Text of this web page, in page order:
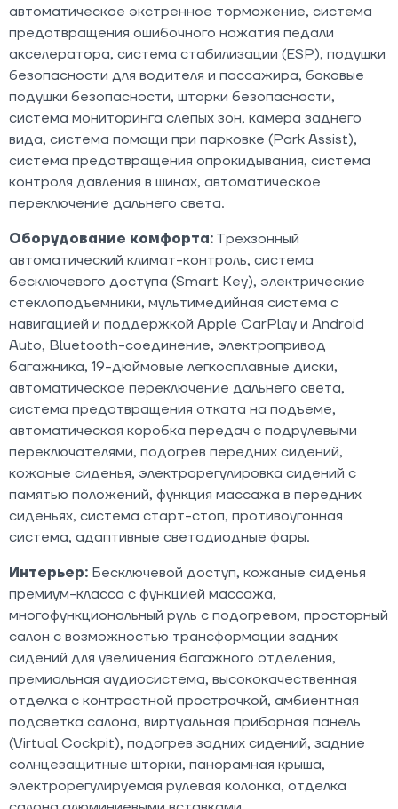
автоматическое экстренное торможение, система
предотвращения ошибочного нажатия педали
акселератора, система стабилизации (ESP), подушки
безопасности для водителя и пассажира, боковые
подушки безопасности, шторки безопасности,
система мониторинга слепых зон, камера заднего
вида, система помощи при парковке (Park Assist),
система предотвращения опрокидывания, система
контроля давления в шинах, автоматическое
переключение дальнего света.
Оборудование комфорта: Трехзонный
автоматический климат-контроль, система
бесключевого доступа (Smart Key), электрические
стеклоподъемники, мультимедийная система с
навигацией и поддержкой Apple CarPlay и Android
Auto, Bluetooth-соединение, электропривод
багажника, 19-дюймовые легкосплавные диски,
автоматическое переключение дальнего света,
система предотвращения отката на подъеме,
автоматическая коробка передач с подрулевыми
переключателями, подогрев передних сидений,
кожаные сиденья, электрорегулировка сидений с
памятью положений, функция массажа в передних
сиденьях, система старт-стоп, противоугонная
система, адаптивные светодиодные фары.
Интерьер: Бесключевой доступ, кожаные сиденья
премиум-класса с функцией массажа,
многофункциональный руль с подогревом, просторный
салон с возможностью трансформации задних
сидений для увеличения багажного отделения,
премиальная аудиосистема, высококачественная
отделка с контрастной прострочкой, амбиентная
подсветка салона, виртуальная приборная панель
(Virtual Cockpit), подогрев задних сидений, задние
солнцезащитные шторки, панорамная крыша,
электрорегулируемая рулевая колонка, отделка